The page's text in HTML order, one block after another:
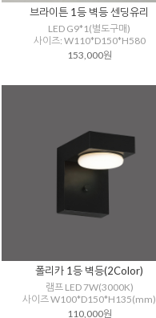
브라이튼 1등 벽등 센딩유리
LED G9*1(별도구매)
사이즈: W110*D150*H580
153,000원
폴리카 1등 벽등(2Color)
램프 LED 7W(3000K)
사이즈 W100*D150*H135(mm)
110,000원